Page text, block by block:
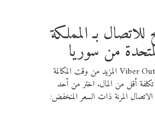
للاتصال بـ المملكة
من سوريا
يمنحك Viber Out المزيد من وقت المكالمة
أقل من المال. اختر من أحد
المرنة ذات السعر المنخفض: